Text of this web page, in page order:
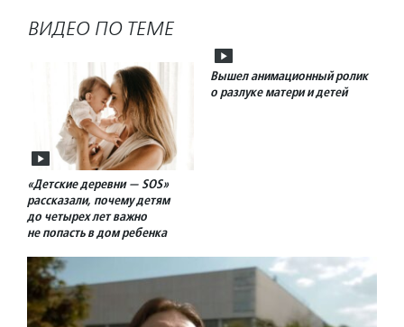
ВИДЕО ПО ТЕМЕ
«Детские деревни — SOS»
рассказали, почему детям
до четырех лет важно
не попасть в дом ребенка
Вышел анимационный ролик
о разлуке матери и детей